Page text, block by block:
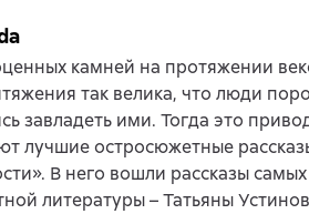
камней на протяжении
так велика, что люди
завладеть ими. Тогда это
лучшие остросюжетные
В него вошли рассказы
литературы – Татьяны